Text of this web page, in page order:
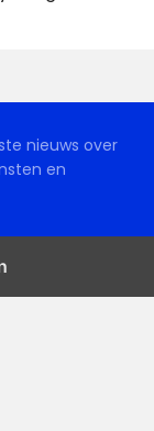
nieuws over
en